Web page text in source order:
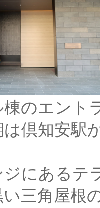
棟のエント
倶知安駅
にあるテ
三角屋根